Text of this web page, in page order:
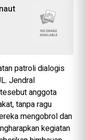
patroli dialogis
Jendral
anggota
tanpa ragu
mengobrol dan
kegiatan